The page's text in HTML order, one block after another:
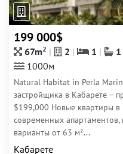
199 000$
67m2 2 1
1
1000м
Natural Habitat in Perla
застройщика в Кабарете –
$199,000 Новые квартиры
современных
варианты от 63 м²...
Кабарете